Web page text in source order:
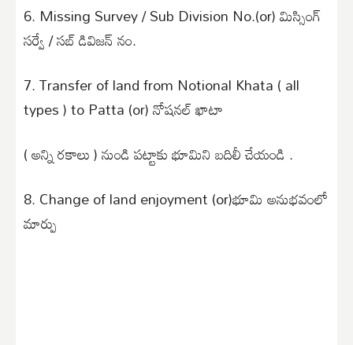
6. Missing Survey / Sub Division No.(or) మిస్సింగ్
సర్వే / సబ్ డివిజన్ నం.
7. Transfer of land from Notional Khata ( all
types ) to Patta (or) నోషనల్ ఖాటా
( అన్ని రకాలు ) నుండి పట్టాకు భూమిని బదిలీ చేయండి .
8. Change of land enjoyment (or)భూమి అనుభవంలో
మార్పు